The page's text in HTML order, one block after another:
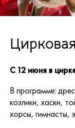
С 12 июня в
В программе:
козлики, хаски,
хорсы, гимнасты,